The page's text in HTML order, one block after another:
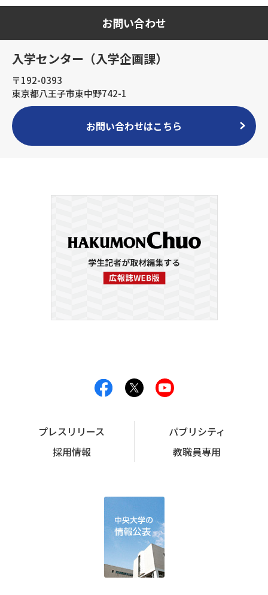
お問い合わせ
入学センター（入学企画課）
〒192-0393
東京都八王子市東中野742-1
お問い合わせはこちら
プレスリリース
パブリシティ
採用情報
教職員専用